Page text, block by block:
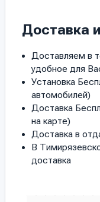
Доставка
Доставляем в
удобное для
Установка
автомобилей)
Доставка
на карте)
Доставка в
В
доставка